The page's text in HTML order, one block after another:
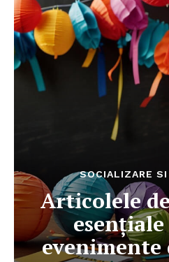
SOCIALIZARE
Articolele